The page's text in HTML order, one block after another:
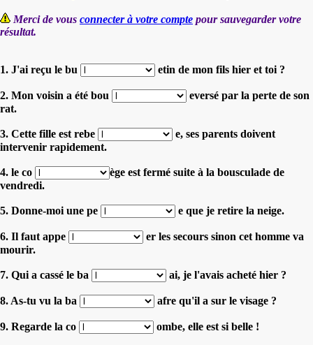
Merci de vous connecter à votre compte pour sauvegarder votre
résultat.
1. J'ai reçu le bu etin de mon fils hier et toi ?
2. Mon voisin a été bou
eversé par la perte de son
rat.
3. Cette fille est rebe
e, ses parents doivent
intervenir rapidement.
4. le co
ège est fermé suite à la bousculade de
vendredi.
5. Donne-moi une pe e que je retire la neige.
6. Il faut appe
er les secours sinon cet homme va
mourir.
7. Qui a cassé le ba ai, je l'avais acheté hier ?
8. As-tu vu la ba afre qu'il a sur le visage ?
9. Regarde la co ombe, elle est si belle !